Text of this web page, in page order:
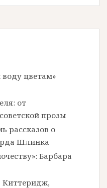
цветам»
от
прозы
рассказов о
Шлинка
Барбара